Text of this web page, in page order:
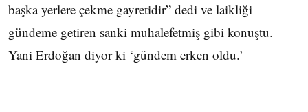
başka yerlere çekme gayretidir” dedi ve laikliği
gündeme getiren sanki muhalefetmiş gibi konuştu.
Yani Erdoğan diyor ki ‘gündem erken oldu.’